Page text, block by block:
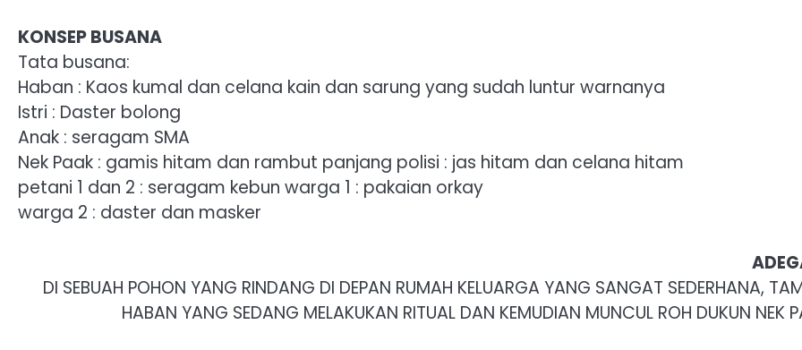
KONSEP BUSANA
Tata busana:
Haban : Kaos kumal dan celana kain dan sarung yang sudah luntur warnanya
Istri : Daster bolong
Anak : seragam SMA
Nek Paak : gamis hitam dan rambut panjang polisi : jas hitam dan celana hitam
petani 1 dan 2 : seragam kebun warga 1 : pakaian orkay
warga 2 : daster dan masker
DI SEBUAH POHON YANG RINDANG DI DEPAN RUMAH KELUARGA YANG SANGAT SEDERHANA,
HABAN YANG SEDANG MELAKUKAN RITUAL DAN KEMUDIAN MUNCUL ROH DUKUN NEK